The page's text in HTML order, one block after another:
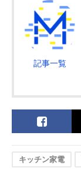
記事一覧
キッチン家電